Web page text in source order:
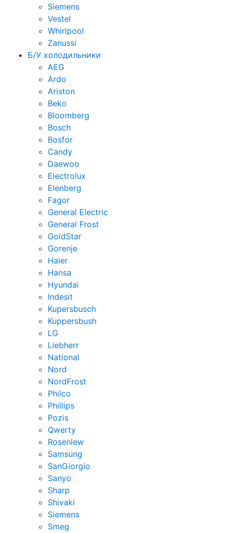
Siemens
Vestel
Whirlpool
Zanussi
Б/У холодильники
AEG
Ardo
Ariston
Beko
Bloomberg
Bosch
Bosfor
Candy
Daewoo
Electrolux
Elenberg
Fagor
General Electric
General Frost
GoldStar
Gorenje
Haier
Hansa
Hyundai
Indesit
Kupersbusch
Kuppersbush
LG
Liebherr
National
Nord
NordFrost
Philco
Phillips
Pozis
Qwerty
Rosenlew
Samsung
SanGiorgio
Sanyo
Sharp
Shivaki
Siemens
Smeg